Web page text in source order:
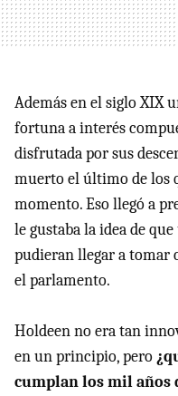
Además en el sigloXIX
fortuna a interés
disfrutada por sus
muerto el último de los
momento. Eso llegó a
le gustaba la idea de
pudieran llegar a tomar
el parlamento.
Holdeen no era tan
en un principio, pero
cumplan los mil años